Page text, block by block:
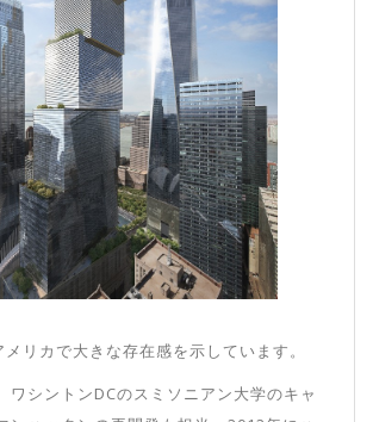
リカで大きな存在感を示しています。
ワシントンDCのスミソニアン大学のキャ